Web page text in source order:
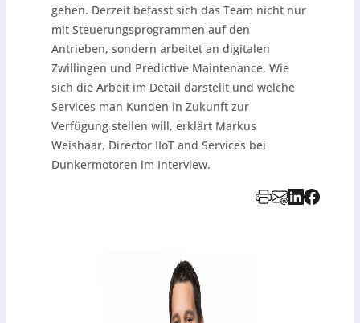
gehen. Derzeit befasst sich das Team nicht nur
mit Steuerungsprogrammen auf den
Antrieben, sondern arbeitet an digitalen
Zwillingen und Predictive Maintenance. Wie
sich die Arbeit im Detail darstellt und welche
Services man Kunden in Zukunft zur
Verfügung stellen will, erklärt Markus
Weishaar, Director IIoT and Services bei
Dunkermotoren im Interview.